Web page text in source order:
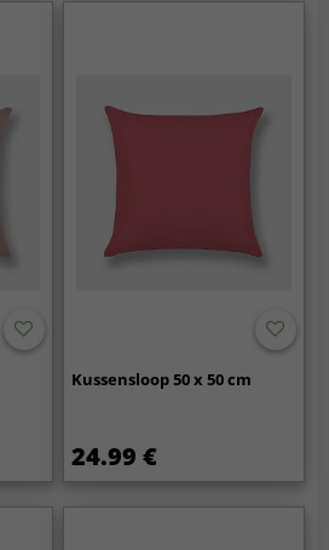
Kussensloop 50 x 50 cm
24.99 €